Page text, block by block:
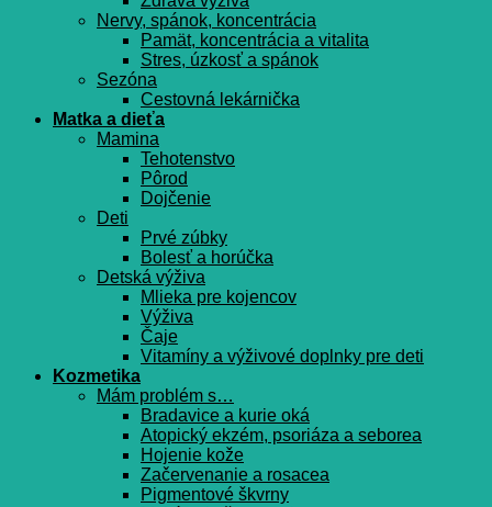
Nervy, spánok, koncentrácia
Pamät, koncentrácia a vitalita
Stres, úzkosť a spánok
Sezóna
Cestovná lekárnička
Matka a dieťa
Mamina
Tehotenstvo
Pôrod
Dojčenie
Deti
Prvé zúbky
Bolesť a horúčka
Detská výživa
Mlieka pre kojencov
Výživa
Čaje
Vitamíny a výživové doplnky pre deti
Kozmetika
Mám problém s…
Bradavice a kurie oká
Atopický ekzém, psoriáza a seborea
Hojenie kože
Začervenanie a rosacea
Pigmentové škvrny